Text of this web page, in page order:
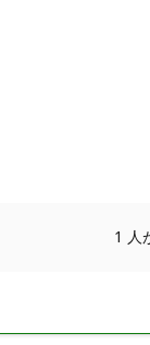
1 人